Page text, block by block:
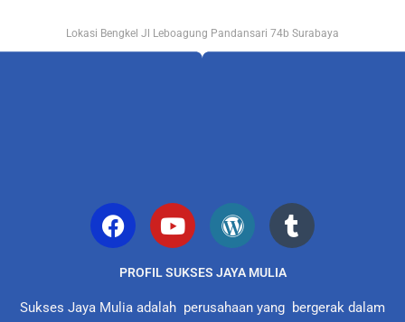
Lokasi Bengkel Jl Leboagung Pandansari 74b Surabaya
PROFIL SUKSES JAYA MULIA
Sukses Jaya Mulia adalah perusahaan yang bergerak dalam